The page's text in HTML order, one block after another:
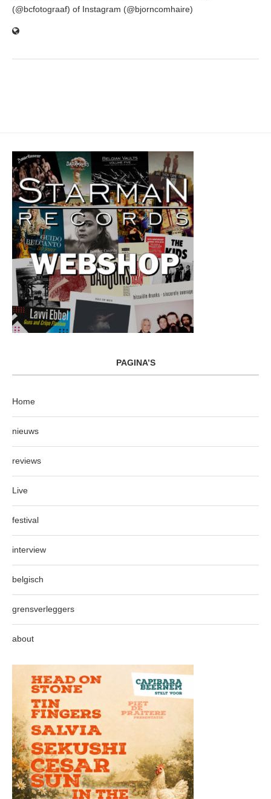
(@bcfotograaf) of Instagram (@bjorncomhaire)
PAGINA’S
Home
nieuws
reviews
Live
festival
interview
belgisch
grensverleggers
about